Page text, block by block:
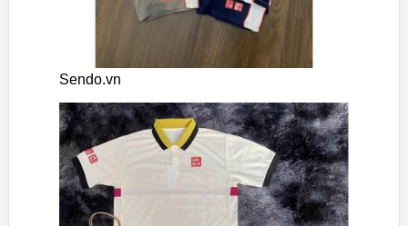
Sendo.vn